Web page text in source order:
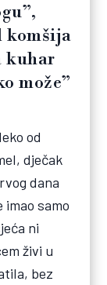
komšija
kuhar
može”
od
dječak
dana
imao samo
ni
živi u
bez